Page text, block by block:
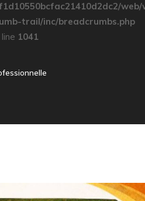
trail/inc/breadcrumbs.php
1041